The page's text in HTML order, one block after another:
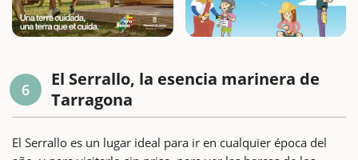
6
El Serrallo, la esencia marinera de
Tarragona
El Serrallo es un lugar ideal para ir en cualquier época del